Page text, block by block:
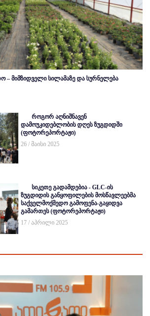
– მიმზიდველი სილამაზე და სურნელება
როგორ აღნიშნავენ
დამოუკიდებლობის დღეს ზუგდიდში
(ფოტორეპორტაჟი)
26 / მაისი 2025
სიკეთე გადამდებია - GLC-ის
ზუგდიდის განყოფილების მოსწავლეებმა
საქველმოქმედო გამოფენა-გაყიდვა
გამართეს (ფოტორეპორტაჟი)
17 / აპრილი 2025